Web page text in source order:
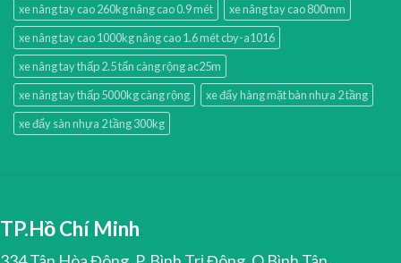
xe nâng tay cao 260kg nâng cao 0.9 mét
xe nâng tay cao 800mm
xe nâng tay cao 1000kg nâng cao 1.6 mét cby-a1016
xe nâng tay thấp 2.5 tấn càng rộng ac25m
xe nâng tay thấp 5000kg càng rộng
xe đẩy hàng mặt bàn nhựa 2 tầng
xe đẩy sàn nhựa 2 tầng 300kg
TP.Hồ Chí Minh